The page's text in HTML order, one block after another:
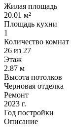
Жилая площадь
20.01 м²
Площадь кухни
1
Количество комнат
26 из 27
Этаж
2.87 м
Высота потолков
Черновая отделка
Ремонт
2023 г.
Год постройки
Описание